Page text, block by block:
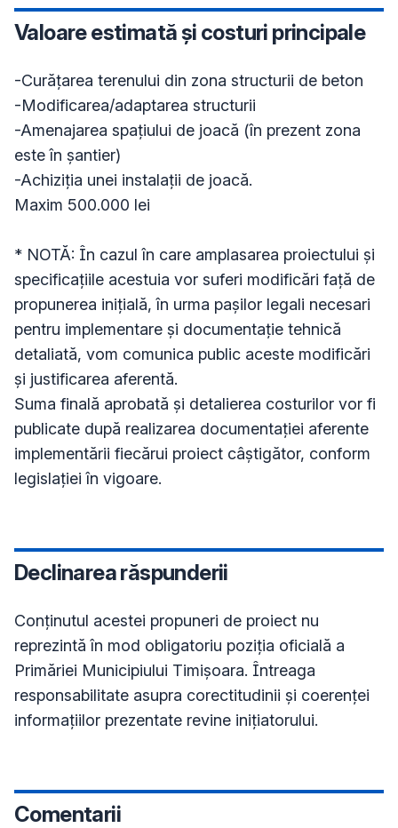
Valoare estimată și costuri principale
-Curățarea terenului din zona structurii de beton
-Modificarea/adaptarea structurii
-Amenajarea spațiului de joacă (în prezent zona
este în șantier)
-Achiziția unei instalații de joacă.
Maxim 500.000 lei
* NOTĂ: În cazul în care amplasarea proiectului și
specificațiile acestuia vor suferi modificări față de
propunerea inițială, în urma pașilor legali necesari
pentru implementare și documentație tehnică
detaliată, vom comunica public aceste modificări
și justificarea aferentă.
Suma finală aprobată și detalierea costurilor vor fi
publicate după realizarea documentației aferente
implementării fiecărui proiect câștigător, conform
legislației în vigoare.
Declinarea răspunderii
Conţinutul acestei propuneri de proiect nu
reprezintă în mod obligatoriu poziţia oficială a
Primăriei Municipiului Timișoara. Întreaga
responsabilitate asupra corectitudinii și coerenței
informațiilor prezentate revine inițiatorului.
Comentarii